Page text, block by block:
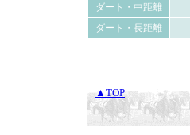
ダート・中距離
ダート・長距離
▲TOP